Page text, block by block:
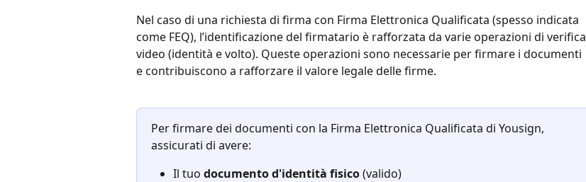
Nel caso di una richiesta di firma con Firma Elettronica Qualificata (spesso indicata
come FEQ), l’identificazione del firmatario è rafforzata da varie operazioni di verifica
video (identità e volto). Queste operazioni sono necessarie per firmare i documenti
e contribuiscono a rafforzare il valore legale delle firme.
Per firmare dei documenti con la Firma Elettronica Qualificata di Yousign,
assicurati di avere:
Il tuo documento d'identità fisico (valido)